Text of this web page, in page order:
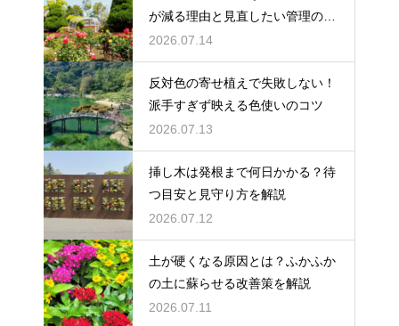
が減る理由と見直したい管理のコ
ツ
2026.07.14
反対色の寄せ植えで失敗しない！
派手すぎず映える色使いのコツ
2026.07.13
挿し木は発根まで何日かかる？待
つ目安と見守り方を解説
2026.07.12
土が硬くなる原因とは？ふかふか
の土に蘇らせる改善策を解説
2026.07.11